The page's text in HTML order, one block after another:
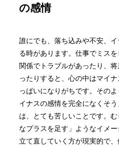
の感情
誰にでも、落ち込みや不安、イ
る時があります。仕事でミスを
関係でトラブルがあったり、
ったりすると、心の中はマイ
っぱいになりがちです。その
イナスの感情を完全になくそ
は、とても苦しいことです。む
なプラスを足す」ようなイメ
立て直していく方が現実的で